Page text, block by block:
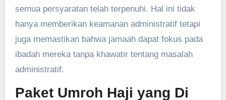
semua persyaratan telah terpenuhi. Hal ini tidak
hanya memberikan keamanan administratif tetapi
juga memastikan bahwa jamaah dapat fokus pada
ibadah mereka tanpa khawatir tentang masalah
administratif.
Paket Umroh Haji yang Di